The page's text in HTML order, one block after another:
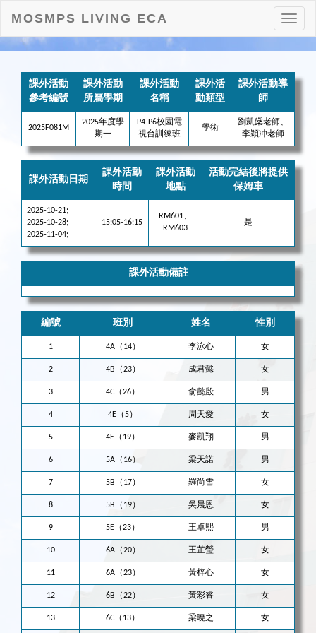
打
開
MOSMPS LIVING ECA
課外活動
參考編號
課外活動
所屬學期
課外活動
名稱
課外活
動類型
課外活動導
師
2025F081M
2025年度學
期一
P4-P6校園電
視台訓練班
學術
劉凱燊老師、
李穎冲老師
課外活動日期
課外活動
時間
課外活動
地點
活動完結後將提供
保姆車
2025-10-21;
2025-10-28;
2025-11-04;
15:05-16:15
RM601、
RM603
是
課外活動備註
編號 班別 姓名 性別
1 4A（14） 李泳心 女
2 4B（23） 成君懿 女
3 4C（26） 俞懿殷 男
4 4E（5） 周天愛 女
5 4E（19） 麥凱翔 男
6 5A（16） 梁天諾 男
7 5B（17） 羅尚雪 女
8 5B（19） 吳晨恩 女
9 5E（23） 王卓熙 男
10 6A（20） 王芷瑩 女
11 6A（23） 黃梓心 女
12 6B（22） 黃彩睿 女
13 6C（13） 梁曉之 女